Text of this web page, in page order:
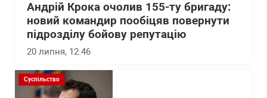
Андрій Крока очолив 155-ту бригаду:
новий командир пообіцяв повернути
підрозділу бойову репутацію
20 липня, 12:46
Суспільство